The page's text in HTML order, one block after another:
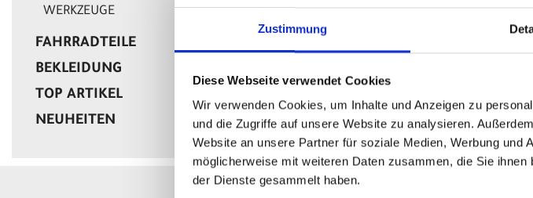
Zustimmung
Diese Webseite verwendet Cookies
Wir verwenden Cookies, um Inhalte und Anzeigen zu
und die Zugriffe auf unsere Website zu analysieren.
Website an unsere Partner für soziale Medien, Werbung und
möglicherweise mit weiteren Daten zusammen, die Sie
der Dienste gesammelt haben.
WERKZEUGE
FAHRRADTEILE
BEKLEIDUNG
TOP ARTIKEL
NEUHEITEN
19,90 EUR
1 Ergebnisse